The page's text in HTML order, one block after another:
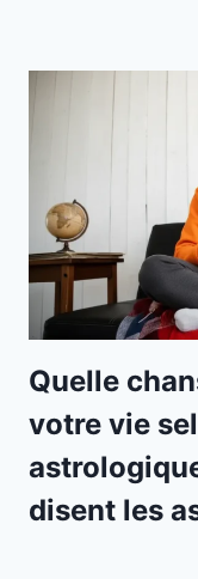
Quelle
votre vie
disent les